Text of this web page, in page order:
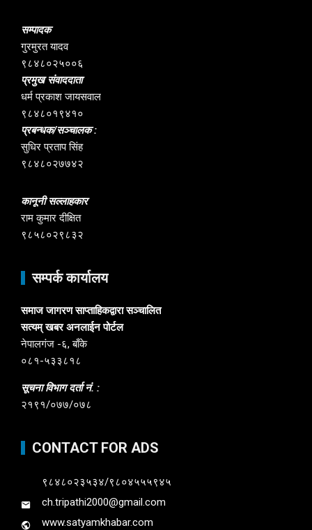
सम्पादक
गुरमुरत यादव
९८४८०२५००६
प्रमुख संवाददाता
धर्म प्रकाश जायसवाल
९८४८०१९४१०
प्रबन्धक/सञ्चालक :
सुधिर प्रताप सिंह
९८४८०२७७४२
कानूनी सल्लाहकार
राम कुमार दीक्षित
९८५८०२९८३२
सम्पर्क कार्यालय
समाज जागरण साप्ताहिकद्वारा सञ्चालित
सत्यम् खबर अनलाईन पोर्टल
नेपालगंज -६, बाँके
०८१-५३३८१८
सूचना विभाग दर्ता नं. :
२१९१/०७७/०७८
CONTACT FOR ADS
९८४८०२३५३४/९८०४५५५९४५
ch.tripathi2000@gmail.com
www.satyamkhabar.com